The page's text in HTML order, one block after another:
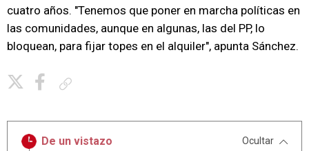
cuatro años. "Tenemos que poner en marcha políticas en
las comunidades, aunque en algunas, las del PP, lo
bloquean, para fijar topes en el alquiler", apunta Sánchez.
De un vistazo Ocultar